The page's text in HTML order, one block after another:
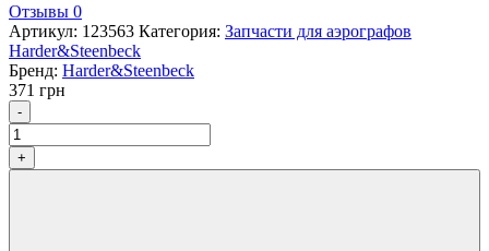
Отзывы 0
Артикул: 123563 Категория: Запчасти для аэрографов
Harder&Steenbeck
Бренд: Harder&Steenbeck
371 грн
- Количество
+